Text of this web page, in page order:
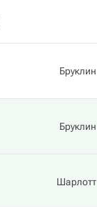
Бруклин
Бруклин
Шарлотт